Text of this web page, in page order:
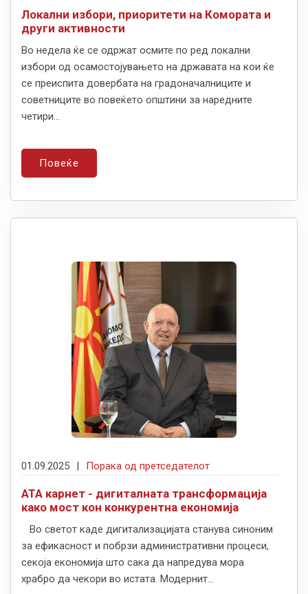
Локални избори, приоритети на Комората и
други активности
Во недела ќе се одржат осмите по ред локални
избори од осамостојувањето на државата на кои ќе
се преиспита довербата на градоначалниците и
советниците во повеќето општини за наредните
четири...
Повеќе
01.09.2025 | Порака од претседателот
АТА карнет - дигиталната трансформација
како мост кон конкурентна економија
Во светот каде дигитализацијата станува синоним
за ефикасност и побрзи административни процеси,
секоја економија што сака да напредува мора
храбро да чекори во истата. Модернит...